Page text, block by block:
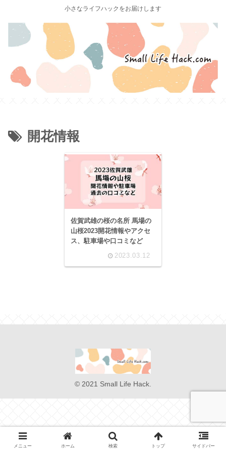
小さなライフハックをお届けします
開花情報
佐賀武雄の桜の名所 馬場の
山桜2023開花情報やアクセ
ス、駐車場や口コミなど
2023.03.12
© 2021 Small Life Hack.
メニュー ホーム 検索 トップ サイドバー